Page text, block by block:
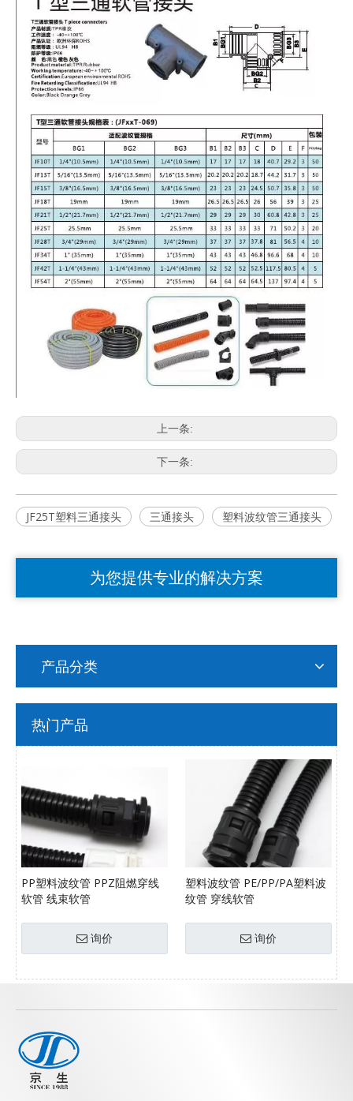
上一条:
下一条:
JF25T塑料三通接头 三通接头 塑料波纹管三通接头
为您提供专业的解决方案
产品分类
热门产品
PP塑料波纹管 PPZ阻燃穿线
软管 线束软管
询价
塑料波纹管 PE/PP/PA塑料波
纹管 穿线软管
询价